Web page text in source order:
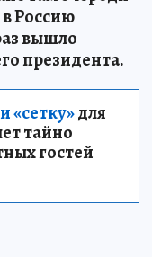
Россию
вышло
президента.
«сетку»для
тайно
гостей